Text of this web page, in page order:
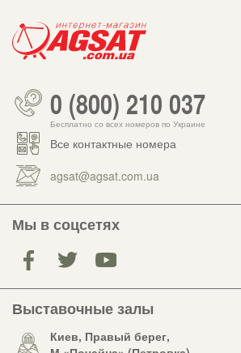
0 (800) 210 037
Бесплатно со всех номеров по Украине
Все контактные номера
agsat@agsat.com.ua
Мы в соцсетях
Выставочные залы
Киев, Правый берег,